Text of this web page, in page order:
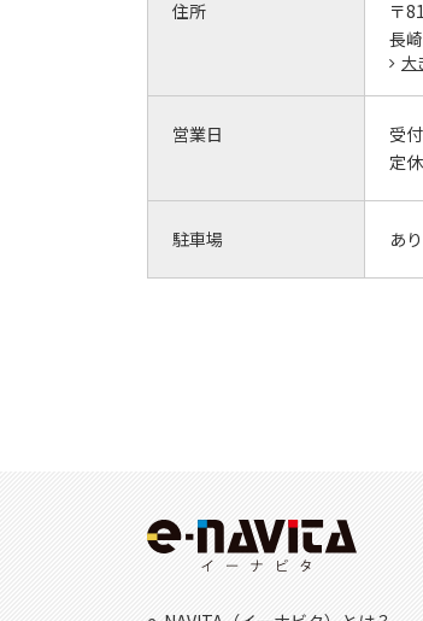
住所
〒
長
大
営業日 受
定
駐車場 あり